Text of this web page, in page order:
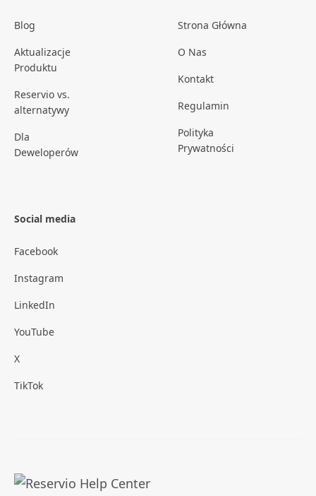
Blog
Aktualizacje
Produktu
Reservio vs.
alternatywy
Dla
Deweloperów
Strona Główna
O Nas
Kontakt
Regulamin
Polityka
Prywatności
Social media
Facebook
Instagram
LinkedIn
YouTube
X
TikTok